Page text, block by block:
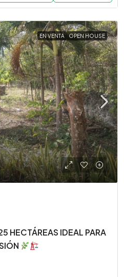
EN VENTA OPEN HOUSE
HECTÁREAS IDEAL PARA